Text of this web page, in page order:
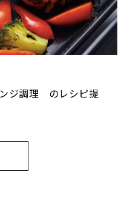
ジ調理 のレシピ提